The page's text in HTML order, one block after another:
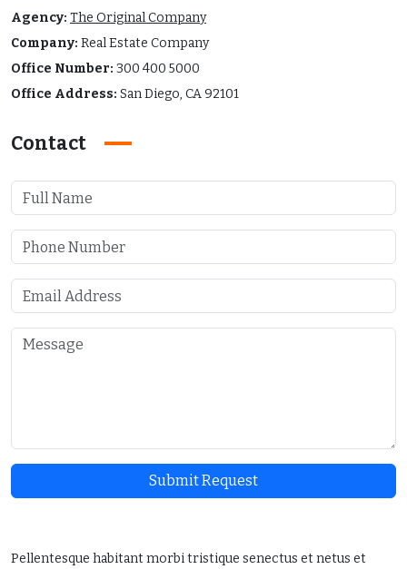
Agency: The Original Company
Company: Real Estate Company
Office Number: 300 400 5000
Office Address: San Diego, CA 92101
Contact
Submit Request
Pellentesque habitant morbi tristique senectus et netus et